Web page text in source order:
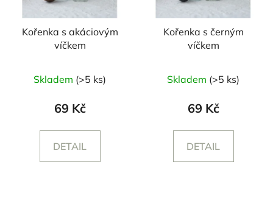
Kořenka s akáciovým
víčkem
hodnocení
produktu
5,0
z
Skladem (>5 ks)
69 Kč
DETAIL
Kořenka s černým
víčkem
hodnocení
produktu
5,0
z
Skladem (>5 ks)
69 Kč
DETAIL